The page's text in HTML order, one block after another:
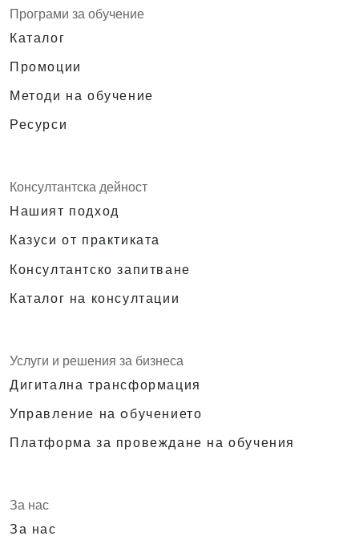
Програми за обучение
Каталог
Промоции
Методи на обучение
Ресурси
Консултантска дейност
Нашият подход
Казуси от практиката
Консултантско запитване
Каталог на консултации
Услуги и решения за бизнеса
Дигитална трансформация
Управление на oбучението
Платформа за провеждане на обучения
За нас
За нас